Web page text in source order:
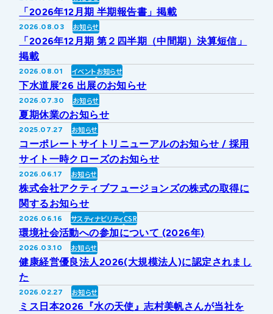
事業所・アクセス
グループ会社について
協業・パートナー募集
採用情報
下水道
ソフトウェア開発
その他事業
新しい取り組み
株式・株主情報
IRニュース
IRライブラリー
IRカレンダー
個人投資家の皆様へ
IR方針・免責事項
For Overseas
採用情報
協業・パートナー募集
お問い合わせ
公式 広報
「2026年12月期 半期報告書」掲載
2026.08.03 お知らせ
「2026年12月期 第２四半期（中間期）決算短信」
掲載
2026.08.01 イベントお知らせ
下水道展’26 出展のお知らせ
2026.07.30 お知らせ
夏期休業のお知らせ
2025.07.27 お知らせ
コーポレートサイトリニューアルのお知らせ / 採用
サイト一時クローズのお知らせ
2026.06.17 お知らせ
株式会社アクティブフュージョンズの株式の取得に
関するお知らせ
2026.06.16 サスティナビリティCSR
環境社会活動への参加について (2026年)
2026.03.10 お知らせ
健康経営優良法人2026(大規模法人)に認定されまし
た
2026.02.27 お知らせ
ミス日本2026『水の天使』志村美帆さんが当社を